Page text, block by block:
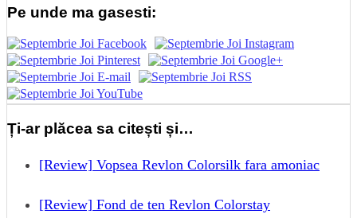
Pe unde ma gasesti:
Ți-ar plăcea sa citești și…
[Review] Vopsea Revlon Colorsilk fara amoniac
[Review] Fond de ten Revlon Colorstay